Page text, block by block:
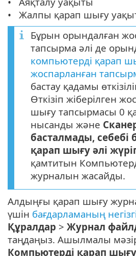
Жалпы қарап шығу
Бұрын орындалған
тапсырма әлі де
компьютерді қарап
жоспарланған
бастау қадамы
Өткізіп жіберілген
шығу тапсырмасы 0
нысанды және
басталмады, себебі
қарап шығу әлі
қамтитын
журналын жасайды.
Алдыңғы қарап шығу
үшін бағдарламаның
Құралдар > Журнал
таңдаңыз. Ашылмалы
Компьютерді қарап шығу